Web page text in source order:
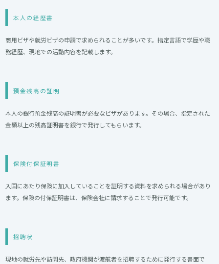
本人の経歴書
商用ビザや就労ビザの申請で求められることが多いです。指定言語で学歴や職
務経歴、現地での活動内容を記載します。
預金残高の証明
本人の銀行預金残高の証明書が必要なビザがあります。その場合、指定された
金額以上の残高証明書を銀行で発行してもらいます。
保険付保証明書
入国にあたり保険に加入していることを証明する資料を求められる場合があり
ます。保険の付保証明書は、保険会社に請求することで発行可能です。
招聘状
現地の就労先や訪問先、政府機関が渡航者を招聘するために発行する書面で